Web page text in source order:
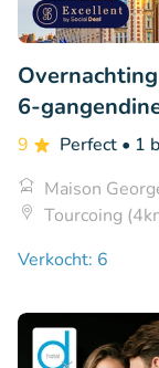
6-
9 Perfect • 1
Maison
Tourcoing
Verkocht: 6